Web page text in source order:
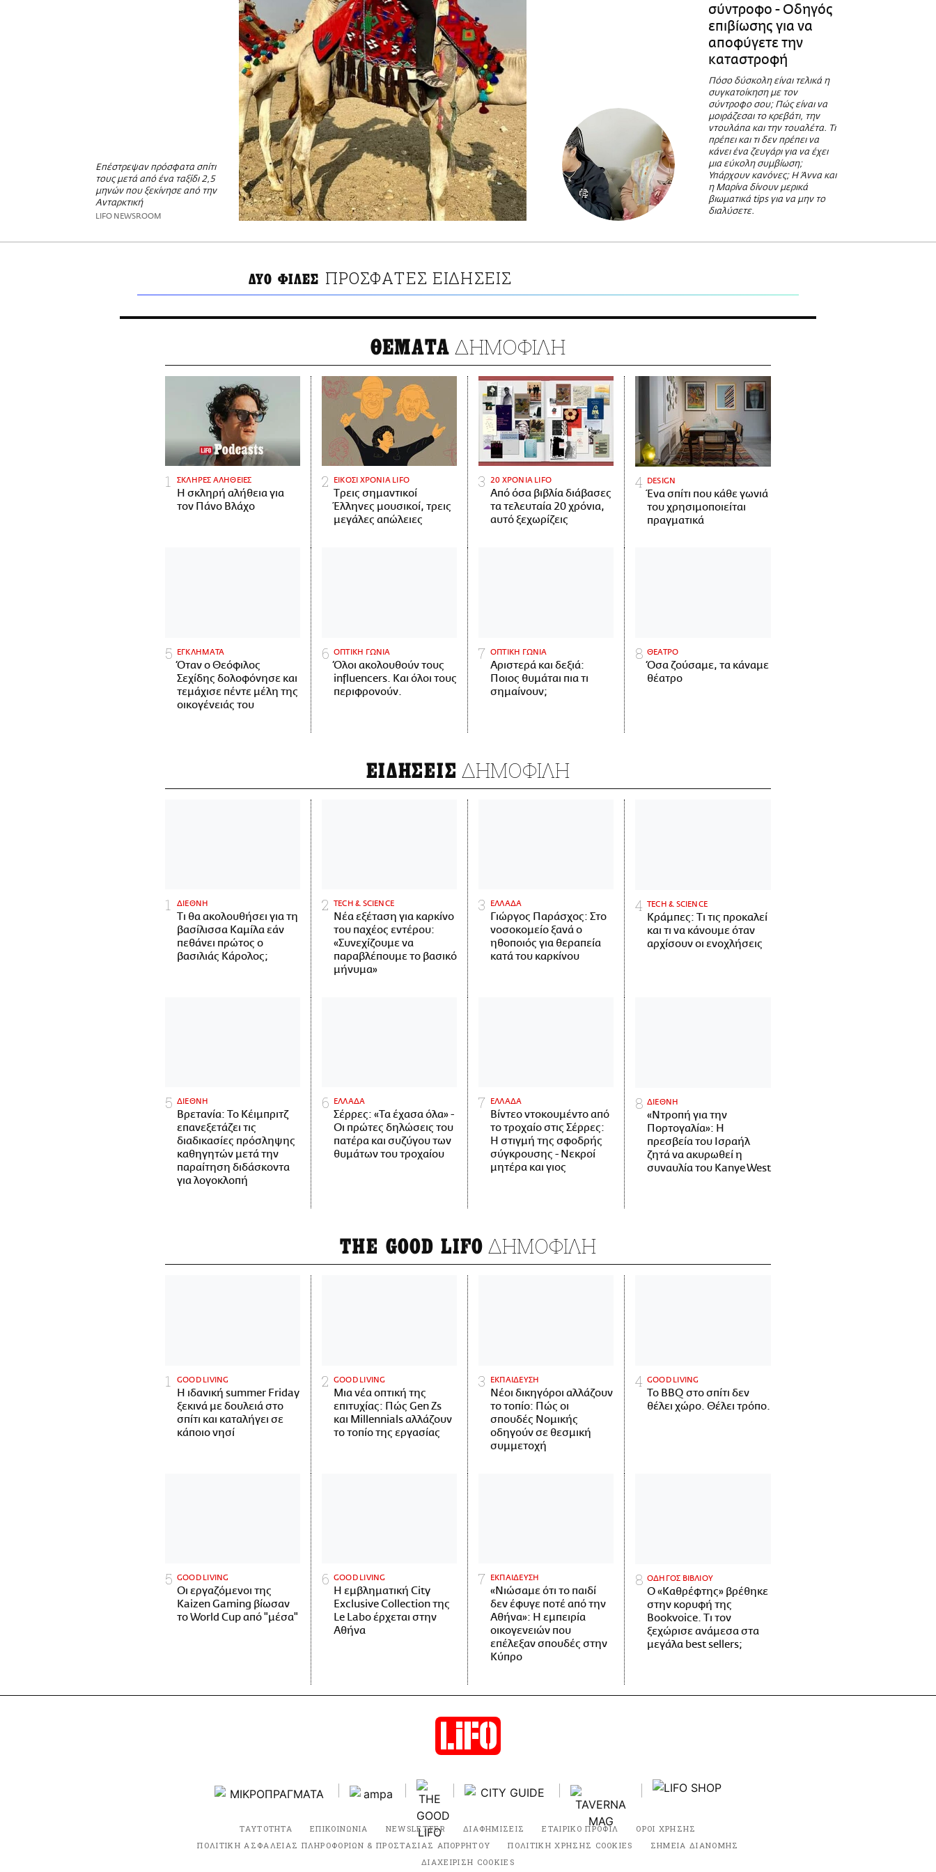
Επέστρεψαν πρόσφατα σπίτι
τους μετά από ένα ταξίδι 2,5
μηνών που ξεκίνησε από την
Ανταρκτική
LIFO NEWSROOM
σύντροφο - Οδηγός
επιβίωσης για να
αποφύγετε την
καταστροφή
Πόσο δύσκολη είναι τελικά η
συγκατοίκηση με τον
σύντροφο σου; Πώς είναι να
μοιράζεσαι το κρεβάτι, την
ντουλάπα και την τουαλέτα. Τι
πρέπει και τι δεν πρέπει να
κάνει ένα ζευγάρι για να έχει
μια εύκολη συμβίωση;
Υπάρχουν κανόνες; Η Άννα και
η Μαρίνα δίνουν μερικά
βιωματικά tips για να μην το
διαλύσετε.
ΔΥΟ ΦΙΛΕΣ ΠΡΟΣΦΑΤΕΣ ΕΙΔΗΣΕΙΣ
ΘΕΜΑΤΑ ΔΗΜΟΦΙΛΗ
ΣΚΛΗΡΕΣ ΑΛΗΘΕΙΕΣ
H σκληρή αλήθεια για
τον Πάνο Βλάχο
ΕΙΚΟΣΙ ΧΡΟΝΙΑ LIFO
Tρεις σημαντικοί
Έλληνες μουσικοί, τρεις
μεγάλες απώλειες
20 ΧΡΟΝΙΑ LIFO
Από όσα βιβλία διάβασες
τα τελευταία 20 χρόνια,
αυτό ξεχωρίζεις
DESIGN
Ένα σπίτι που κάθε γωνιά
του χρησιμοποιείται
πραγματικά
ΕΓΚΛΗΜΑΤΑ
Όταν ο Θεόφιλος
Σεχίδης δολοφόνησε και
τεμάχισε πέντε μέλη της
οικογένειάς του
ΟΠΤΙΚΗ ΓΩΝΙΑ
Όλοι ακολουθούν τους
influencers. Και όλοι τους
περιφρονούν.
ΟΠΤΙΚΗ ΓΩΝΙΑ
Αριστερά και δεξιά:
Ποιος θυμάται πια τι
σημαίνουν;
ΘΕΑΤΡΟ
Όσα ζούσαμε, τα κάναμε
θέατρο
ΕΙΔΗΣΕΙΣ ΔΗΜΟΦΙΛΗ
ΔΙΕΘΝΗ
Τι θα ακολουθήσει για τη
βασίλισσα Καμίλα εάν
πεθάνει πρώτος ο
βασιλιάς Κάρολος;
ΤECH & SCIENCE
Νέα εξέταση για καρκίνο
του παχέος εντέρου:
«Συνεχίζουμε να
παραβλέπουμε το βασικό
μήνυμα»
ΕΛΛΑΔΑ
Γιώργος Παράσχος: Στο
νοσοκομείο ξανά ο
ηθοποιός για θεραπεία
κατά του καρκίνου
ΤECH & SCIENCE
Κράμπες: Τι τις προκαλεί
και τι να κάνουμε όταν
αρχίσουν οι ενοχλήσεις
ΔΙΕΘΝΗ
Βρετανία: Το Κέιμπριτζ
επανεξετάζει τις
διαδικασίες πρόσληψης
καθηγητών μετά την
παραίτηση διδάσκοντα
για λογοκλοπή
ΕΛΛΑΔΑ
Σέρρες: «Τα έχασα όλα» -
Οι πρώτες δηλώσεις του
πατέρα και συζύγου των
θυμάτων του τροχαίου
ΕΛΛΑΔΑ
Βίντεο ντοκουμέντο από
το τροχαίο στις Σέρρες:
Η στιγμή της σφοδρής
σύγκρουσης - Νεκροί
μητέρα και γιος
ΔΙΕΘΝΗ
«Ντροπή για την
Πορτογαλία»: Η
πρεσβεία του Ισραήλ
ζητά να ακυρωθεί η
συναυλία του Kanye West
THE GOOD LIFO ΔΗΜΟΦΙΛΗ
GOOD LIVING
Η ιδανική summer Friday
ξεκινά με δουλειά στο
σπίτι και καταλήγει σε
κάποιο νησί
GOOD LIVING
Μια νέα οπτική της
επιτυχίας: Πώς Gen Zs
και Millennials αλλάζουν
το τοπίο της εργασίας
ΕΚΠΑΙΔΕΥΣΗ
Νέοι δικηγόροι αλλάζουν
το τοπίο: Πώς οι
σπουδές Νομικής
οδηγούν σε θεσμική
συμμετοχή
GOOD LIVING
Το BBQ στο σπίτι δεν
θέλει χώρο. Θέλει τρόπο.
GOOD LIVING
Οι εργαζόμενοι της
Kaizen Gaming βίωσαν
το World Cup από "μέσα"
GOOD LIVING
Η εμβληματική City
Exclusive Collection της
Le Labo έρχεται στην
Αθήνα
ΕΚΠΑΙΔΕΥΣΗ
«Νιώσαμε ότι το παιδί
δεν έφυγε ποτέ από την
Αθήνα»: Η εμπειρία
οικογενειών που
επέλεξαν σπουδές στην
Κύπρο
ΟΔΗΓΟΣ ΒΙΒΛΙΟΥ
Ο «Καθρέφτης» βρέθηκε
στην κορυφή της
Bookvoice. Τι τον
ξεχώρισε ανάμεσα στα
μεγάλα best sellers;
ΤΑΥΤΟΤΗΤΑ ΕΠΙΚΟΙΝΩΝΙΑ NEWSLETTER ΔΙΑΦΗΜΙΣΕΙΣ ΕΤΑΙΡΙΚΟ ΠΡΟΦΙΛ
ΟΡΟΙ ΧΡΗΣΗΣ
ΠΟΛΙΤΙΚΗ ΑΣΦΑΛΕΙΑΣ ΠΛΗΡΟΦΟΡΙΩΝ & ΠΡΟΣΤΑΣΙΑΣ ΑΠΟΡΡΗΤΟΥ
ΠΟΛΙΤΙΚΗ ΧΡΗΣΗΣ COOKIES
ΣΗΜΕΙΑ ΔΙΑΝΟΜΗΣ
ΔΙΑΧΕΙΡΙΣΗ COOKIES